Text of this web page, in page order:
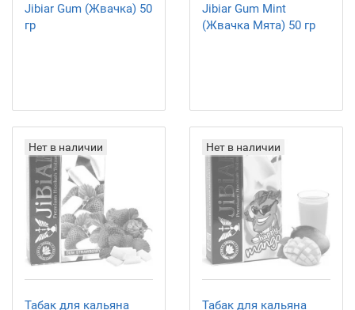
Jibiar Gum (Жвачка) 50
гр
Jibiar Gum Mint
(Жвачка Мята) 50 гр
Нет в наличии
Табак для кальяна
Нет в наличии
Табак для кальяна